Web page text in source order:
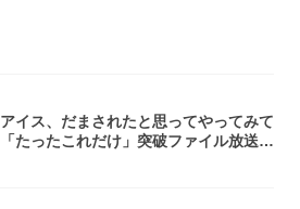
アイス、だまされたと思ってやってみて
「たったこれだけ」突破ファイル放送で